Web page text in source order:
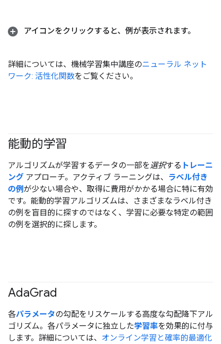
アイコンをクリックすると、例が表示されます。
詳細については、機械学習集中講座のニューラル ネット
ワーク: 活性化関数をご覧ください。
能動的学習
アルゴリズムが学習するデータの一部を選択する トレーニ
ング アプローチ。アクティブ ラーニングは、
ラベル付き
の例が少ない場合や、取得に費用がかかる場合に特に有効
です。能動的学習アルゴリズムは、さまざまなラベル付き
の例を盲目的に探すのではなく、学習に必要な特定の範囲
の例を選択的に探します。
AdaGrad
各パラメータの勾配をリスケールする高度な勾配降下アル
ゴリズム。各パラメータに独立した学習率を効果的に付与
します。詳細については、 オンライン学習と確率的最適化